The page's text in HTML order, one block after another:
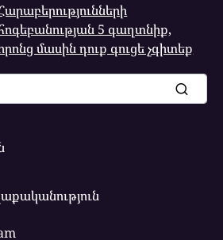
5 գաղտնիք,
մասին դուք գուցե չգիտեք